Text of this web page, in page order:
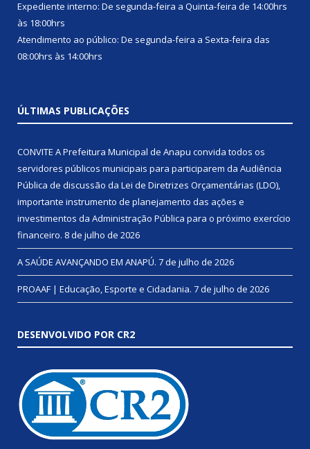
Expediente interno: De segunda-feira a Quinta-feira de 14:00hrs
às 18:00hrs
Atendimento ao público: De segunda-feira a Sexta-feira das
08:00hrs às 14:00hrs
ÚLTIMAS PUBLICAÇÕES
CONVITE A Prefeitura Municipal de Anapu convida todos os
servidores públicos municipais para participarem da Audiência
Pública de discussão da Lei de Diretrizes Orçamentárias (LDO),
importante instrumento de planejamento das ações e
investimentos da Administração Pública para o próximo exercício
financeiro. 8 de julho de 2026
A SAÚDE AVANÇANDO EM ANAPÚ. 7 de julho de 2026
PROAAF | Educação, Esporte e Cidadania. 7 de julho de 2026
DESENVOLVIDO POR CR2